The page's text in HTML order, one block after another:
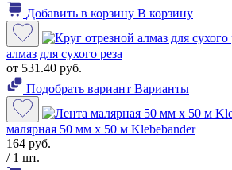
Добавить в корзину В корзину
алмаз для сухого реза
от 531.40 руб.
Подобрать вариант Варианты
малярная 50 мм х 50 м Klebebander
164 руб.
/ 1 шт.